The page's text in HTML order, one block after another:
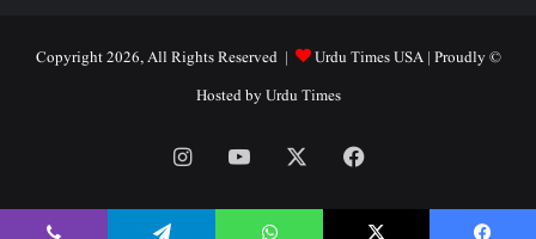
© Copyright 2026, All Rights Reserved |
Urdu Times USA| Proudly
Hosted byUrdu Times
Facebook
YouTube